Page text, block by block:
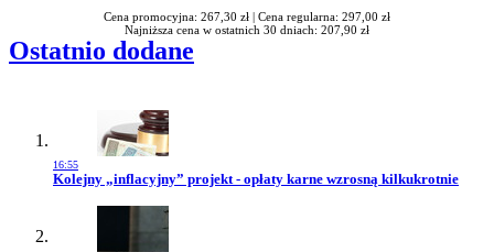
Cena promocyjna: 267,30 zł | Cena regularna: 297,00 zł
Najniższa cena w ostatnich 30 dniach: 207,90 zł
Ostatnio dodane
16:55
Przejdź do artykułu:
Kolejny „inflacyjny” projekt - opłaty karne wzrosną kilkukrotnie